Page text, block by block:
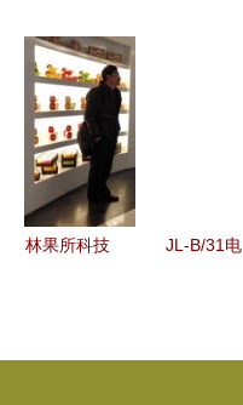
频技术交流
峰会成功召
开 近百位
专家学者共
话声频未来
林果所科技
JL-B/31电